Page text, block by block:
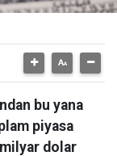
bu yana
piyasa
dolar